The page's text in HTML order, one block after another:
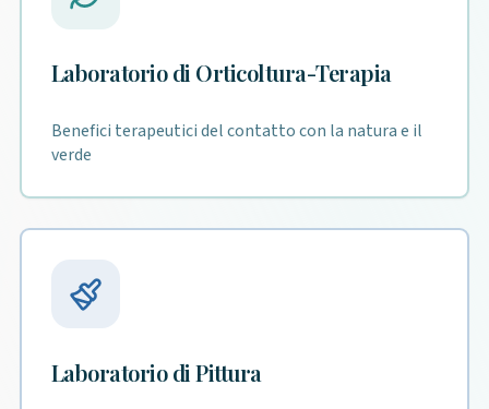
Laboratorio di Orticoltura-Terapia
Benefici terapeutici del contatto con la natura e il
verde
Laboratorio di Pittura